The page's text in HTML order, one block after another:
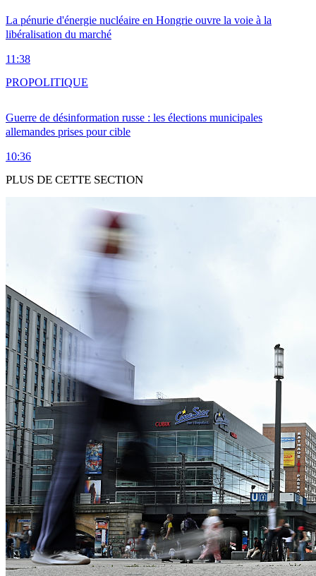
La pénurie d'énergie nucléaire en Hongrie ouvre la voie à la
libéralisation du marché
11:38
Guerre de désinformation russe : les élections municipales
allemandes prises pour cible
10:36
PROPOLITIQUE
PLUS DE CETTE SECTION